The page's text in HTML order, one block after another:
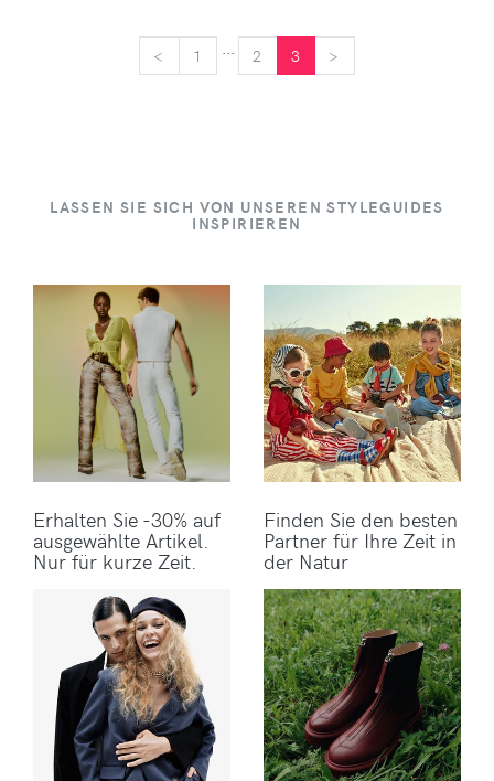
< 1 ... 2 3 >
LASSEN SIE SICH VON UNSEREN STYLEGUIDES
INSPIRIEREN
Erhalten Sie -30% auf
ausgewählte Artikel.
Nur für kurze Zeit.
Finden Sie den besten
Partner für Ihre Zeit in
der Natur